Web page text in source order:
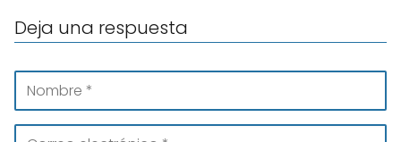
Deja una respuesta